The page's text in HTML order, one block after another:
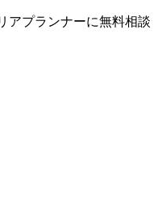
アプランナーに無料相談